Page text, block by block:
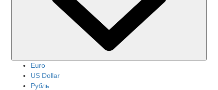
Euro
US Dollar
Рубль